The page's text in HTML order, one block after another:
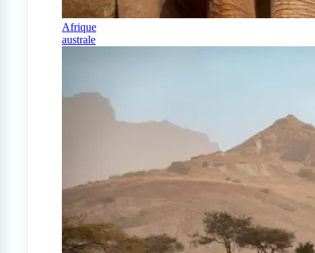
Afrique
australe